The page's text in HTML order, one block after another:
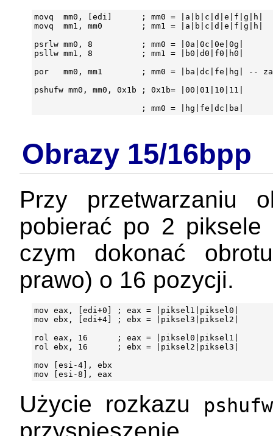
movq  mm0, [edi]      ; mm0 = |a|b|c|d|e|f|g|h|
movq  mm1, mm0        ; mm1 = |a|b|c|d|e|f|g|h|
psrlw mm0, 8          ; mm0 = |0a|0c|0e|0g|
psllw mm1, 8          ; mm1 = |b0|d0|f0|h0|
por   mm0, mm1        ; mm0 = |ba|dc|fe|hg| --
pshufw mm0, mm0, 0x1b ; 0x1b= |00|01|10|11|
Obrazy 15/16bpp
Przy przetwarzaniu
pobierać po 2 piksele
czym dokonać
prawo) o 16 pozycji.
mov eax, [edi+0] ; eax = |piksel1|piksel0|
mov ebx, [edi+4] ; ebx = |piksel3|piksel2|
rol eax, 16      ; eax = |piksel0|piksel1|
rol ebx, 16      ; ebx = |piksel2|piksel3|
mov [esi-4], ebx
Użycie rozkazu pshufw